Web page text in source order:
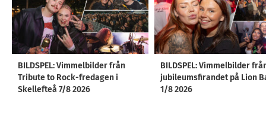
BILDSPEL: Vimmelbilder från
Tribute to Rock-fredagen i
Skellefteå 7/8 2026
BILDSPEL: Vimmelbilder
jubileumsfirandet på Lion
1/8 2026